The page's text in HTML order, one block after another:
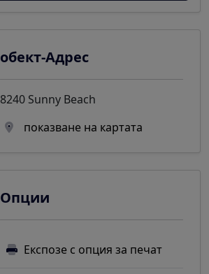
обект-Адрес
8240 Sunny Beach
показване на картата
Опции
Експозе с опция за печат